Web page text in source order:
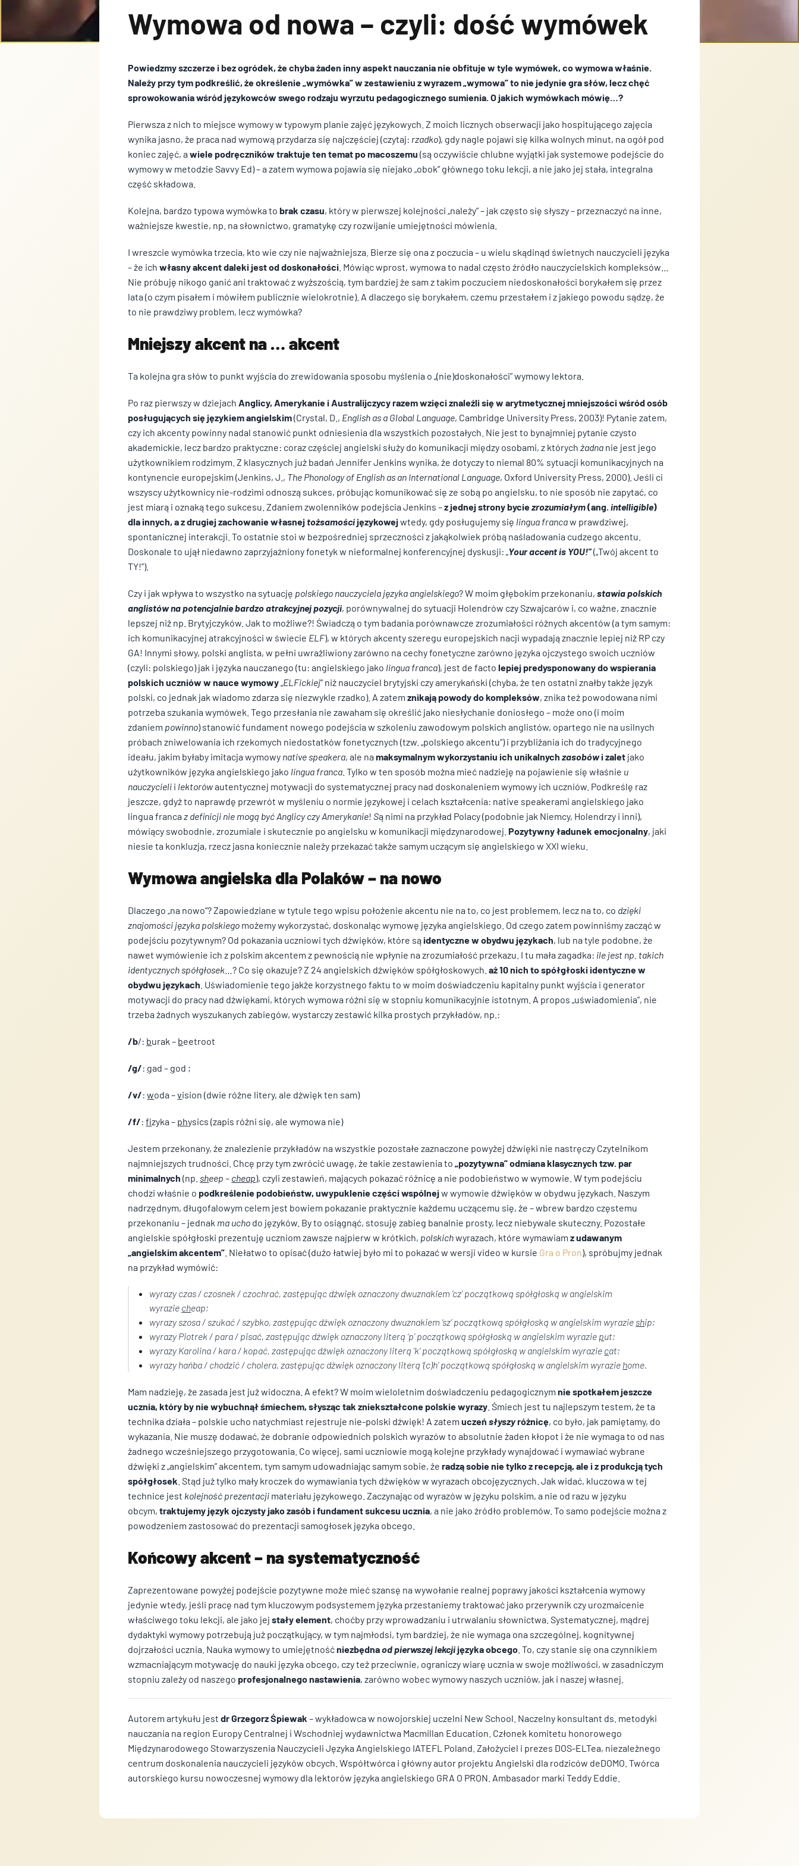
Wymowa od nowa – czyli: dość wymówek
Powiedzmy szczerze i bez ogródek, że chyba żaden inny aspekt nauczania nie obfituje w tyle wymówek, co wymowa właśnie.
Należy przy tym podkreślić, że określenie „wymówka” w zestawieniu z wyrazem „wymowa” to nie jedynie gra słów, lecz chęć
sprowokowania wśród językowców swego rodzaju wyrzutu pedagogicznego sumienia. O jakich wymówkach mówię…?
Pierwsza z nich to miejsce wymowy w typowym planie zajęć językowych. Z moich licznych obserwacji jako hospitującego zajęcia
wynika jasno, że praca nad wymową przydarza się najczęściej (czytaj: rzadko), gdy nagle pojawi się kilka wolnych minut, na ogół pod
koniec zajęć, awiele podręczników traktuje ten temat po macoszemu (są oczywiście chlubne wyjątki jak systemowe podejście do
wymowy w metodzie Savvy Ed) – a zatem wymowa pojawia się niejako „obok” głównego toku lekcji, a nie jako jej stała, integralna
część składowa.
Kolejna, bardzo typowa wymówka tobrak czasu, który w pierwszej kolejności „należy” – jak często się słyszy – przeznaczyć na inne,
ważniejsze kwestie, np. na słownictwo, gramatykę czy rozwijanie umiejętności mówienia.
I wreszcie wymówka trzecia, kto wie czy nie najważniejsza. Bierze się ona z poczucia – u wielu skądinąd świetnych nauczycieli języka
– że ichwłasny akcent daleki jest od doskonałości . Mówiąc wprost, wymowa to nadal często źródło nauczycielskich kompleksów…
Nie próbuję nikogo ganić ani traktować z wyższością, tym bardziej że sam z takim poczuciem niedoskonałości borykałem się przez
lata (o czym pisałem i mówiłem publicznie wielokrotnie). A dlaczego się borykałem, czemu przestałem i z jakiego powodu sądzę, że
to nie prawdziwy problem, lecz wymówka?
Mniejszy akcent na … akcent
Ta kolejna gra słów to punkt wyjścia do zrewidowania sposobu myślenia o „(nie)doskonałości” wymowy lektora.
Po raz pierwszy w dziejachAnglicy, Amerykanie i Australijczycy razem wzięci znaleźli się w arytmetycznej mniejszości wśród osób
posługujących się językiem angielskim(Crystal, D., English as a Global Language, Cambridge University Press, 2003)! Pytanie zatem,
czy ich akcenty powinny nadal stanowić punkt odniesienia dla wszystkich pozostałych. Nie jest to bynajmniej pytanie czysto
akademickie, lecz bardzo praktyczne: coraz częściej angielski służy do komunikacji między osobami, z którychżadna nie jest jego
użytkownikiem rodzimym. Z klasycznych już badań Jennifer Jenkins wynika, że dotyczy to niemal 80% sytuacji komunikacyjnych na
kontynencie europejskim (Jenkins, J., The Phonology of English as an International Language, Oxford University Press, 2000). Jeśli ci
wszyscy użytkownicy nie-rodzimi odnoszą sukces, próbując komunikować się ze sobą po angielsku, to nie sposób nie zapytać, co
jest miarą i oznaką tego sukcesu. Zdaniem zwolenników podejścia Jenkins –z jednej strony byciezrozumiałym(ang.intelligible)
dla innych, a z drugiej zachowanie własnej tożsamości językowejwtedy, gdy posługujemy się lingua francaw prawdziwej,
spontanicznej interakcji. To ostatnie stoi w bezpośredniej sprzeczności z jakąkolwiek próbą naśladowania cudzego akcentu.
Doskonale to ujął niedawno zaprzyjaźniony fonetyk w nieformalnej konferencyjnej dyskusji:„Your accent is YOU!”(„Twój akcent to
TY!”).
Czy i jak wpływa to wszystko na sytuację polskiego nauczyciela języka angielskiego? W moim głębokim przekonaniu,stawia polskich
anglistów na potencjalnie bardzo atrakcyjnej pozycji, porównywalnej do sytuacji Holendrów czy Szwajcarów i, co ważne, znacznie
lepszej niż np. Brytyjczyków. Jak to możliwe?! Świadczą o tym badania porównawcze zrozumiałości różnych akcentów (a tym samym:
ich komunikacyjnej atrakcyjności w świecie ELF), w których akcenty szeregu europejskich nacji wypadają znacznie lepiej niż RP czy
GA! Innymi słowy, polski anglista, w pełni uwrażliwiony zarówno na cechy fonetyczne zarówno języka ojczystego swoich uczniów
(czyli: polskiego) jak i języka nauczanego (tu: angielskiego jako lingua franca), jest de factolepiej predysponowany do wspierania
polskich uczniów w nauce wymowy„ELFickiej” niż nauczyciel brytyjski czy amerykański (chyba, że ten ostatni znałby także język
polski, co jednak jak wiadomo zdarza się niezwykle rzadko). A zatemznikająpowody do kompleksów, znika też powodowana nimi
potrzeba szukania wymówek. Tego przesłania nie zawaham się określić jako niesłychanie doniosłego – może ono (i moim
zdaniem powinno) stanowić fundament nowego podejścia w szkoleniu zawodowym polskich anglistów, opartego nie na usilnych
próbach zniwelowania ich rzekomych niedostatków fonetycznych (tzw. „polskiego akcentu”) i przybliżania ich do tradycyjnego
ideału, jakim byłaby imitacja wymowy native speakera, ale namaksymalnym wykorzystaniu ich unikalnychzasobówi zalet jako
użytkowników języka angielskiego jako lingua franca . Tylko w ten sposób można mieć nadzieję na pojawienie się właśnie u
nauczycieli i lektorówautentycznej motywacji do systematycznej pracy nad doskonaleniem wymowy ich uczniów. Podkreślę raz
jeszcze, gdyż to naprawdę przewrót w myśleniu o normie językowej i celach kształcenia: native speakerami angielskiego jako
lingua franca z definicji nie mogą być Anglicy czy Amerykanie! Są nimi na przykład Polacy (podobnie jak Niemcy, Holendrzy i inni),
mówiący swobodnie, zrozumiale i skutecznie po angielsku w komunikacji międzynarodowej.Pozytywny ładunek emocjonalny, jaki
niesie ta konkluzja, rzecz jasna koniecznie należy przekazać także samym uczącym się angielskiego w XXI wieku.
Wymowa angielska dla Polaków – na nowo
Dlaczego „na nowo”? Zapowiedziane w tytule tego wpisu położenie akcentu nie na to, co jest problemem, lecz na to, co dzięki
znajomości języka polskiego możemy wykorzystać, doskonaląc wymowę języka angielskiego. Od czego zatem powinniśmy zacząć w
podejściu pozytywnym? Od pokazania uczniowi tych dźwięków, które sąidentyczne w obydwu językach, lub na tyle podobne, że
nawet wymówienie ich z polskim akcentem z pewnością nie wpłynie na zrozumiałość przekazu. I tu mała zagadka: ile jest np. takich
identycznych spółgłosek …? Co się okazuje? Z 24 angielskich dźwięków spółgłoskowych.aż 10 nich to spółgłoski identyczne w
obydwu językach . Uświadomienie tego jakże korzystnego faktu to w moim doświadczeniu kapitalny punkt wyjścia i generator
motywacji do pracy nad dźwiękami, których wymowa różni się w stopniu komunikacyjnie istotnym. A propos „uświadomienia”, nie
trzeba żadnych wyszukanych zabiegów, wystarczy zestawić kilka prostych przykładów, np.:
/b/: burak – beetroot
/g/: gad – god ;
/v/:woda –vision (dwie różne litery, ale dźwięk ten sam)
/f/:fizyka – physics (zapis różni się, ale wymowa nie)
Jestem przekonany, że znalezienie przykładów na wszystkie pozostałe zaznaczone powyżej dźwięki nie nastręczy Czytelnikom
najmniejszych trudności. Chcę przy tym zwrócić uwagę, że takie zestawienia to„pozytywna” odmiana klasycznych tzw. par
minimalnych (np. sheep – cheap), czyli zestawień, mających pokazać różnicę a nie podobieństwo w wymowie. W tym podejściu
chodzi właśnie opodkreślenie podobieństw, uwypuklenie części wspólnejw wymowie dźwięków w obydwu językach. Naszym
nadrzędnym, długofalowym celem jest bowiem pokazanie praktycznie każdemu uczącemu się, że – wbrew bardzo częstemu
przekonaniu – jednak ma ucho do języków. By to osiągnąć, stosuję zabieg banalnie prosty, lecz niebywale skuteczny. Pozostałe
angielskie spółgłoski prezentuję uczniom zawsze najpierw w krótkich, polskichwyrazach, które wymawiamz udawanym
„angielskim akcentem” . Niełatwo to opisać (dużo łatwiej było mi to pokazać w wersji video w kursie Gra o Pron), spróbujmy jednak
na przykład wymówić:
wyrazy czas / czosnek / czochrać, zastępując dźwięk oznaczony dwuznakiem ‘cz’ początkową spółgłoską w angielskim
wyrazie cheap;
wyrazy szosa / szukać / szybko, zastępując dźwięk oznaczony dwuznakiem ‘sz’ początkową spółgłoską w angielskim wyrazie ship;
wyrazy Piotrek / para / pisać, zastępując dźwięk oznaczony literą ‘p’ początkową spółgłoską w angielskim wyrazie put;
wyrazy Karolina / kara / kopać, zastępując dźwięk oznaczony literą ‘k’ początkową spółgłoską w angielskim wyrazie cat;
wyrazy hańba / chodzić / cholera, zastępując dźwięk oznaczony literą ‘(c)h’ początkową spółgłoską w angielskim wyrazie home.
Mam nadzieję, że zasada jest już widoczna. A efekt? W moim wieloletnim doświadczeniu pedagogicznymnie spotkałem jeszcze
ucznia, który by nie wybuchnął śmiechem, słysząc tak zniekształcone polskie wyrazy . Śmiech jest tu najlepszym testem, że ta
technika działa – polskie ucho natychmiast rejestruje nie-polski dźwięk! A zatemuczeńsłyszyróżnicę, co było, jak pamiętamy, do
wykazania. Nie muszę dodawać, że dobranie odpowiednich polskich wyrazów to absolutnie żaden kłopot i że nie wymaga to od nas
żadnego wcześniejszego przygotowania. Co więcej, sami uczniowie mogą kolejne przykłady wynajdować i wymawiać wybrane
dźwięki z „angielskim” akcentem, tym samym udowadniając samym sobie, żeradzą sobie nie tylko z recepcją, ale i z produkcją tych
spółgłosek . Stąd już tylko mały kroczek do wymawiania tych dźwięków w wyrazach obcojęzycznych. Jak widać, kluczowa w tej
technice jest kolejność prezentacji materiału językowego. Zaczynając od wyrazów w języku polskim, a nie od razu w języku
obcym,traktujemy język ojczysty jako zasób i fundament sukcesu ucznia, a nie jako źródło problemów. To samo podejście można z
powodzeniem zastosować do prezentacji samogłosek języka obcego.
Końcowy akcent – na systematyczność
Zaprezentowane powyżej podejście pozytywne może mieć szansę na wywołanie realnej poprawy jakości kształcenia wymowy
jedynie wtedy, jeśli pracę nad tym kluczowym podsystemem języka przestaniemy traktować jako przerywnik czy urozmaicenie
właściwego toku lekcji, ale jako jejstały element, choćby przy wprowadzaniu i utrwalaniu słownictwa. Systematycznej, mądrej
dydaktyki wymowy potrzebują już początkujący, w tym najmłodsi, tym bardziej, że nie wymaga ona szczególnej, kognitywnej
dojrzałości ucznia. Nauka wymowy to umiejętnośćniezbędnaod pierwszej lekcji języka obcego . To, czy stanie się ona czynnikiem
wzmacniającym motywację do nauki języka obcego, czy też przeciwnie, ograniczy wiarę ucznia w swoje możliwości, w zasadniczym
stopniu zależy od naszegoprofesjonalnego nastawienia, zarówno wobec wymowy naszych uczniów, jak i naszej własnej.
Autorem artykułu jestdr Grzegorz Śpiewak – wykładowca w nowojorskiej uczelni New School. Naczelny konsultant ds. metodyki
nauczania na region Europy Centralnej i Wschodniej wydawnictwa Macmillan Education. Członek komitetu honorowego
Międzynarodowego Stowarzyszenia Nauczycieli Języka Angielskiego IATEFL Poland. Założyciel i prezes DOS-ELTea, niezależnego
centrum doskonalenia nauczycieli języków obcych. Współtwórca i główny autor projektu Angielski dla rodziców deDOMO. Twórca
autorskiego kursu nowoczesnej wymowy dla lektorów języka angielskiego GRA O PRON. Ambasador marki Teddy Eddie.
ochronie danych osobowych w związku z udzieleniem odpowiedzi na zapytanie
wysłane przez formularz kontaktowy...( czytaj dalej )
ochronie danych osobowych w związku z udzieleniem odpowiedzi na zapytanie
wysłane przez formularz kontaktowy...( czytaj dalej )
Wyrażam zgodę na przetwarzanie moich danych osobowych zgodnie z przepisami o
ochronie danych osobowych w związku z udzieleniem odpowiedzi na zapytanie
wysłane przez formularz kontaktowy...( czytaj dalej )
Wykorzystujemy pliki cookie do spersonalizowania treści i reklam, aby oferować funkcje społecznościowe i analizować ruch w
naszej witrynie. Informacje o tym, jak korzystasz z naszej witryny, udostępniamy partnerom społecznościowym, reklamowym i
analitycznym. Partnerzy mogą połączyć te informacje z innymi danymi otrzymanymi od Ciebie lub uzyskanymi podczas korzystania z
ich usług.
Niezbędne
bez nich. Te pliki cookie nie przechowują żadnych danych umożliwiających identyfikację osoby.
Preferencje
Pliki cookie dotyczące preferencji umożliwiają stronie zapamiętanie informacji, które zmieniają wygląd lub funkcjonowanie strony,
np. preferowany język lub region, w którym znajduje się użytkownik.
Statystyka
Statystyczne pliki cookie pomagają właścicielem stron internetowych zrozumieć, w jaki sposób różni użytkownicy zachowują się na
stronie, gromadząc i zgłaszając anonimowe informacje.
Marketing
Marketingowe pliki cookie stosowane są w celu śledzenia użytkowników na stronach internetowych. Celem jest wyświetlanie reklam,
które są istotne i interesujące dla poszczególnych użytkowników i tym samym bardziej cenne dla wydawców i reklamodawców
Nieklasyfikowane
Odrzuć Zapisz moje preferencje Akceptuj wszystko